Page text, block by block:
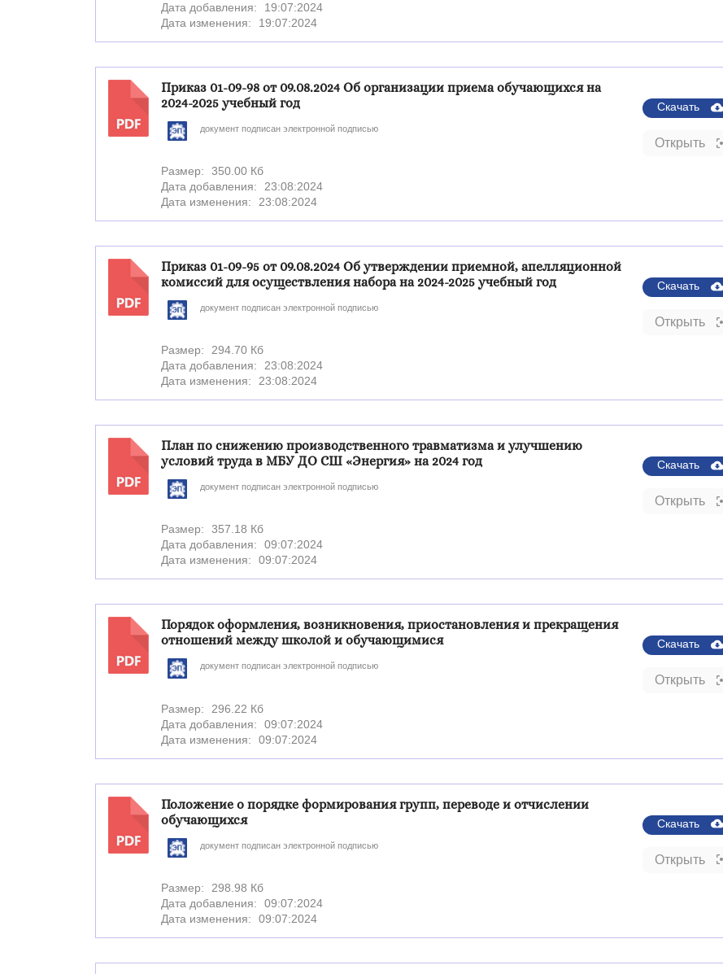
Дата добавления:
19:07:2024
Дата изменения:
19:07:2024
PDF
Приказ 01-09-98 от 09.08.2024 Об организации приема обучающихся на
2024-2025 учебный год
документ подписан электронной подписью
Размер:
350.00 Кб
Дата добавления:
23:08:2024
Дата изменения:
23:08:2024
Скачать
Открыть
PDF
Приказ 01-09-95 от 09.08.2024 Об утверждении приемной, апелляционной
комиссий для осуществления набора на 2024-2025 учебный год
документ подписан электронной подписью
Размер:
294.70 Кб
Дата добавления:
23:08:2024
Дата изменения:
23:08:2024
Скачать
Открыть
PDF
План по снижению производственного травматизма и улучшению
условий труда в МБУ ДО СШ «Энергия» на 2024 год
документ подписан электронной подписью
Размер:
357.18 Кб
Дата добавления:
09:07:2024
Дата изменения:
09:07:2024
Скачать
Открыть
PDF
Порядок оформления, возникновения, приостановления и прекращения
отношений между школой и обучающимися
документ подписан электронной подписью
Размер:
296.22 Кб
Дата добавления:
09:07:2024
Дата изменения:
09:07:2024
Скачать
Открыть
PDF
Положение о порядке формирования групп, переводе и отчислении
обучающихся
документ подписан электронной подписью
Размер:
298.98 Кб
Дата добавления:
09:07:2024
Дата изменения:
09:07:2024
Скачать
Открыть